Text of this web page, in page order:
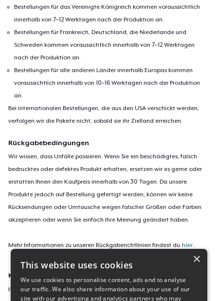
Bestellungen für das Vereinigte Königreich kommen voraussichtlich
innerhalb von 7–12 Werktagen nach der Produktion an.
Bestellungen für Frankreich, Deutschland, die Niederlande und
Schweden kommen voraussichtlich innerhalb von 7–12 Werktagen
nach der Produktion an.
Bestellungen für alle anderen Länder innerhalb Europas kommen
voraussichtlich innerhalb von 10–16 Werktagen nach der Produktion
an.
Bei internationalen Bestellungen, die aus den USA verschickt werden,
verfolgen wir die Pakete nicht, sobald sie ihr Zielland erreichen.
Rückgabebedingungen
Wir wissen, dass Unfälle passieren. Wenn Sie ein beschädigtes, falsch
bedrucktes oder defektes Produkt erhalten, ersetzen wir es gerne oder
erstatten Ihnen den Kaufpreis innerhalb von 30 Tagen. Da unsere
Produkte jedoch auf Bestellung gefertigt werden, können wir keine
Rücksendungen oder Umtausche wegen falscher Größen oder Farben
akzeptieren oder wenn Sie einfach Ihre Meinung geändert haben.
Mehr Informationen zu unseren Rückgaberichtlinien findest du hier.
Kampagnen-ID:
it-s-been-a-year-t-shirt
×
This website uses cookies
We use cookies to personalise content, ads and to analyse
our traffic. We also share information about your use of our
site with our advertising and analytics partners who may